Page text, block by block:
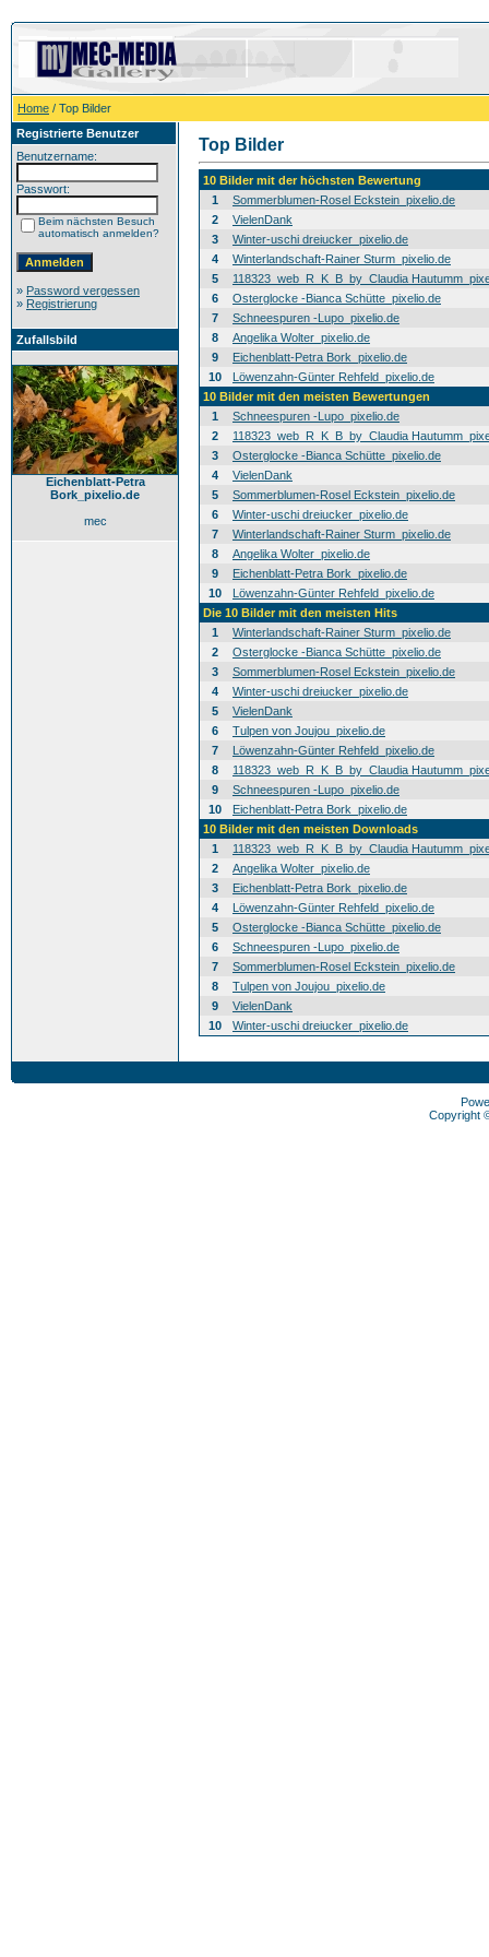
Home / Top Bilder
Registrierte Benutzer
Benutzername:
Passwort:
Beim nächsten Besuch
automatisch anmelden?
» Password vergessen
» Registrierung
Zufallsbild
Eichenblatt-Petra
Bork_pixelio.de
mec
Top Bilder
10 Bilder mit der höchsten Bewertung
1
Sommerblumen-Rosel Eckstein_pixelio.de
2
VielenDank
3
Winter-uschi dreiucker_pixelio.de
4
Winterlandschaft-Rainer Sturm_pixelio.de
5
118323_web_R_K_B_by_Claudia
6
Osterglocke -Bianca Schütte_pixelio.de
7
Schneespuren -Lupo_pixelio.de
8
Angelika Wolter_pixelio.de
9
Eichenblatt-Petra Bork_pixelio.de
10
Löwenzahn-Günter Rehfeld_pixelio.de
10 Bilder mit den meisten Bewertungen
1
Schneespuren -Lupo_pixelio.de
2
118323_web_R_K_B_by_Claudia
3
Osterglocke -Bianca Schütte_pixelio.de
4
VielenDank
5
Sommerblumen-Rosel Eckstein_pixelio.de
6
Winter-uschi dreiucker_pixelio.de
7
Winterlandschaft-Rainer Sturm_pixelio.de
8
Angelika Wolter_pixelio.de
9
Eichenblatt-Petra Bork_pixelio.de
10
Löwenzahn-Günter Rehfeld_pixelio.de
Die 10 Bilder mit den meisten Hits
1
Winterlandschaft-Rainer Sturm_pixelio.de
2
Osterglocke -Bianca Schütte_pixelio.de
3
Sommerblumen-Rosel Eckstein_pixelio.de
4
Winter-uschi dreiucker_pixelio.de
5
VielenDank
6
Tulpen von Joujou_pixelio.de
7
Löwenzahn-Günter Rehfeld_pixelio.de
8
118323_web_R_K_B_by_Claudia
9
Schneespuren -Lupo_pixelio.de
10
Eichenblatt-Petra Bork_pixelio.de
10 Bilder mit den meisten Downloads
1
118323_web_R_K_B_by_Claudia
2
Angelika Wolter_pixelio.de
3
Eichenblatt-Petra Bork_pixelio.de
4
Löwenzahn-Günter Rehfeld_pixelio.de
5
Osterglocke -Bianca Schütte_pixelio.de
6
Schneespuren -Lupo_pixelio.de
7
Sommerblumen-Rosel Eckstein_pixelio.de
8
Tulpen von Joujou_pixelio.de
9
VielenDank
10
Winter-uschi dreiucker_pixelio.de
Copyright